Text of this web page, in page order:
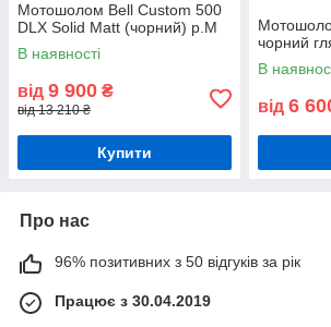
Мотошолом Bell Custom 500
DLX Solid Matt (чорний) р.М
В наявності
від 9 900 ₴
від 13 210 ₴
Купити
чорний
В
від 6
Про нас
96% позитивних з 50 відгуків за рік
Працює з 30.04.2019